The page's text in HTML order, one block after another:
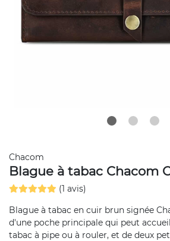
Chacom
Blague à tabac Chacom
(1 avis)
Blague à tabac en cuir brun signée
d'une poche principale qui peut
tabac à pipe ou à rouler, et de deux